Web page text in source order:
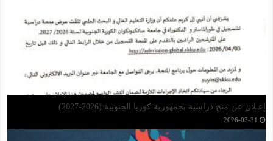
مذكرة خاصة بحصائل مشاريع البحث التكويني الجامعي
‏أسبوعين مضت